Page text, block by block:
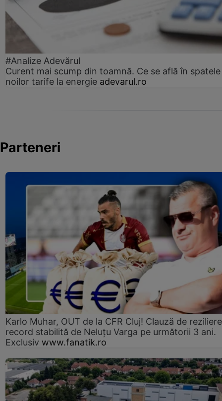
#Analize Adevărul
Curent mai scump din toamnă. Ce se află în spatele
noilor tarife la energie adevarul.ro
Parteneri
Karlo Muhar, OUT de la CFR Cluj! Clauză de reziliere
record stabilită de Neluțu Varga pe următorii 3 ani.
Exclusiv www.fanatik.ro